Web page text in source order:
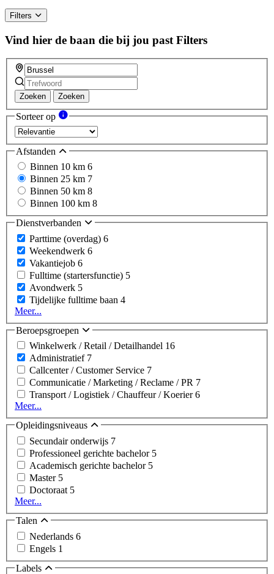
Filters
Vind hier de baan die bij jou past Filters
Zoeken Zoeken
Sorteer op
Afstanden
Binnen 10 km 6
Binnen 25 km 7
Binnen 50 km 8
Binnen 100 km 8
Dienstverbanden
Parttime (overdag) 6
Weekendwerk 6
Vakantiejob 6
Fulltime (startersfunctie) 5
Avondwerk 5
Tijdelijke fulltime baan 4
Meer...
Beroepsgroepen
Winkelwerk / Retail / Detailhandel 16
Administratief 7
Callcenter / Customer Service 7
Communicatie / Marketing / Reclame / PR 7
Transport / Logistiek / Chauffeur / Koerier6
Meer...
Opleidingsniveaus
Secundair onderwijs 7
Professioneel gerichte bachelor 5
Academisch gerichte bachelor 5
Master 5
Doctoraat 5
Meer...
Talen
Nederlands 6
Engels 1
Labels